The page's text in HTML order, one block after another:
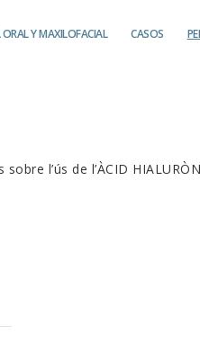
ORAL Y MAXILOFACIAL CASOS
l’ús de l’ÀCID